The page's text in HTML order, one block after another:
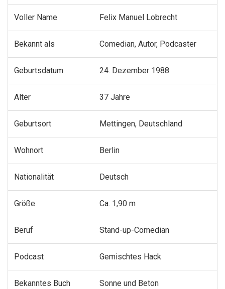
Voller Name Felix Manuel Lobrecht
Bekannt als Comedian, Autor, Podcaster
Geburtsdatum 24. Dezember 1988
Alter 37 Jahre
Geburtsort Mettingen, Deutschland
Wohnort Berlin
Nationalität Deutsch
Größe Ca. 1,90 m
Beruf Stand-up-Comedian
Podcast Gemischtes Hack
Bekanntes Buch Sonne und Beton